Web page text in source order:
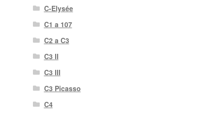
C-Elysée
C1 a 107
C2 a C3
C3 II
C3 III
C3 Picasso
C4